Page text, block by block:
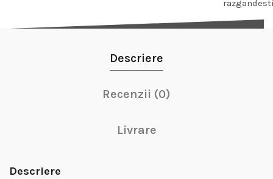
Descriere
Recenzii (0)
Livrare
Descriere